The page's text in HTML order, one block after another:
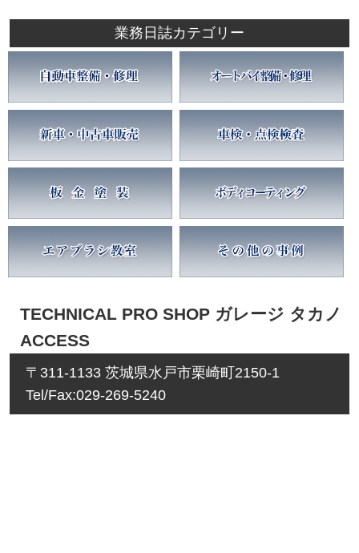
業務日誌カテゴリー
TECHNICAL PRO SHOP ガレージ タカノ
ACCESS
〒311-1133 茨城県水戸市栗崎町2150-1
Tel/Fax:029-269-5240